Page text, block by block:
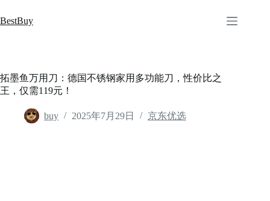
至
BestBuy
拓墨鱼万用刀：德国不锈钢家用多功能刀，性价比之
王，仅需119元！
buy 2025年7月29日 京东优选